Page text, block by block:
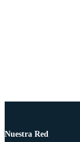
Nuestra Red